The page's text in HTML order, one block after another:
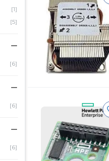
[1]
[5]
[6]
[6]
[6]